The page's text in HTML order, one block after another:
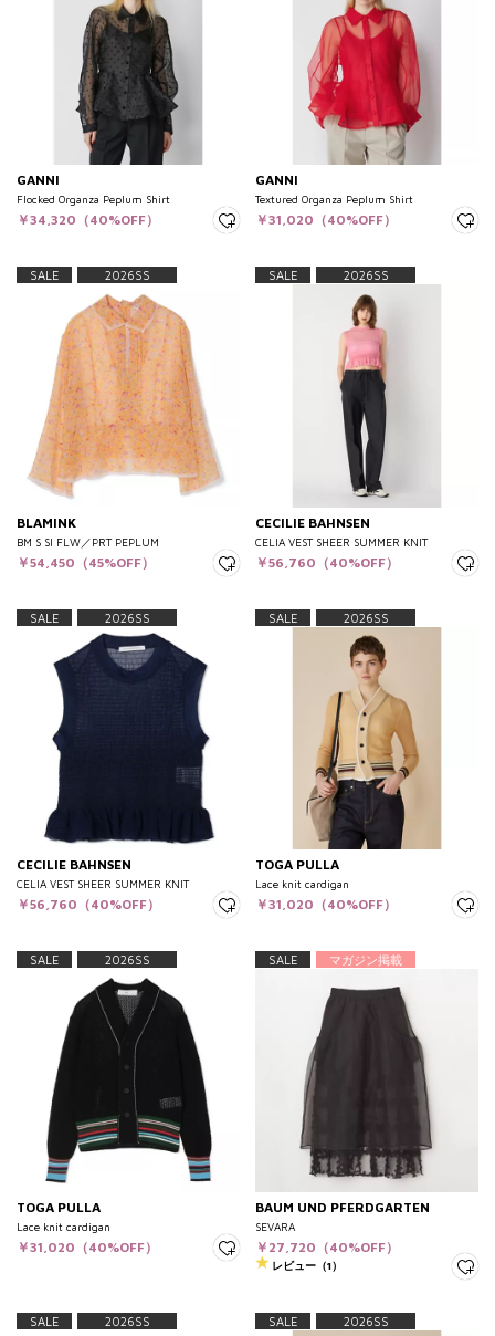
GANNI
Flocked Organza Peplum Shirt
￥34,320（40%OFF）
GANNI
Textured Organza Peplum Shirt
￥31,020（40%OFF）
SALE 2026SS
BLAMINK
BM S SI FLW／PRT PEPLUM
￥54,450（45%OFF）
SALE 2026SS
CECILIE BAHNSEN
CELIA VEST SHEER SUMMER KNIT
￥56,760（40%OFF）
SALE 2026SS
CECILIE BAHNSEN
CELIA VEST SHEER SUMMER KNIT
￥56,760（40%OFF）
SALE 2026SS
TOGA PULLA
Lace knit cardigan
￥31,020（40%OFF）
SALE 2026SS
TOGA PULLA
Lace knit cardigan
￥31,020（40%OFF）
SALE マガジン掲載
BAUM UND PFERDGARTEN
SEVARA
￥27,720（40%OFF）
レビュー（1）
SALE 2026SS SALE 2026SS